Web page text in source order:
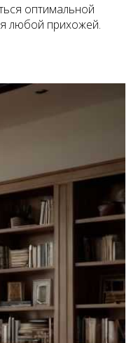
оптимальной
любой прихожей.